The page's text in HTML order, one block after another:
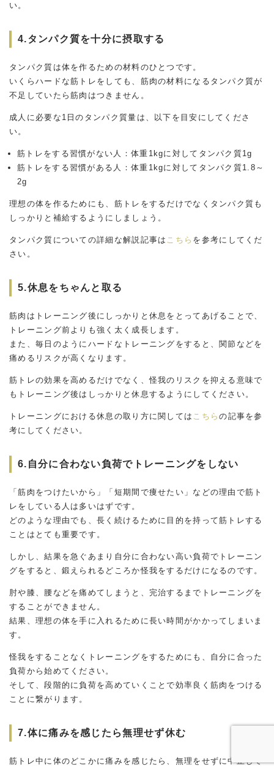
い。
4.タンパク質を十分に摂取する
タンパク質は体を作るための材料のひとつです。
いくらハードな筋トレをしても、筋肉の材料になるタンパク質が
不足していたら筋肉はつきません。
成人に必要な1日のタンパク質量は、以下を目安にしてくださ
い。
筋トレをする習慣がない人：体重1kgに対してタンパク質1g
筋トレをする習慣がある人：体重1kgに対してタンパク質1.8～
2g
理想の体を作るためにも、筋トレをするだけでなくタンパク質も
しっかりと補給するようにしましょう。
タンパク質についての詳細な解説記事は こちら を参考にしてくだ
さい。
5.休息をちゃんと取る
筋肉はトレーニング後にしっかりと休息をとってあげることで、
トレーニング前よりも強く太く成長します。
また、毎日のようにハードなトレーニングをすると、関節などを
痛めるリスクが高くなります。
筋トレの効果を高めるだけでなく、怪我のリスクを抑える意味で
もトレーニング後はしっかりと休息するようにしてください。
トレーニングにおける休息の取り方に関しては こちらの記事を参
考にしてください。
6.自分に合わない負荷でトレーニングをしない
「筋肉をつけたいから」「短期間で痩せたい」などの理由で筋ト
レをしている人は多いはずです。
どのような理由でも、長く続けるために目的を持って筋トレする
ことはとても重要です。
しかし、結果を急ぐあまり自分に合わない高い負荷でトレーニン
グをすると、鍛えられるどころか怪我をするだけになるのです。
肘や膝、腰などを痛めてしまうと、完治するまでトレーニングを
することができません。
結果、理想の体を手に入れるために長い時間がかかってしまいま
す。
怪我をすることなくトレーニングをするためにも、自分に合った
負荷から始めてください。
そして、段階的に負荷を高めていくことで効率良く筋肉をつける
ことに繋がります。
7.体に痛みを感じたら無理せず休む
筋トレ中に体のどこかに痛みを感じたら、無理をせずに中止して